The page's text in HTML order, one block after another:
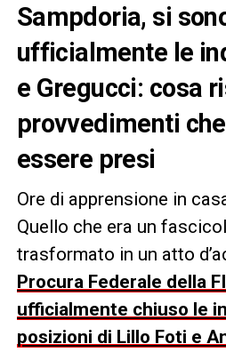
Sampdoria, si
ufficialmente le
e Gregucci: cosa
provvedimenti
essere presi
Ore di apprensione in
Quello che era un
trasformato in un atto
Procura Federale della
ufficialmente chiuso le
posizioni di Lillo Foti e